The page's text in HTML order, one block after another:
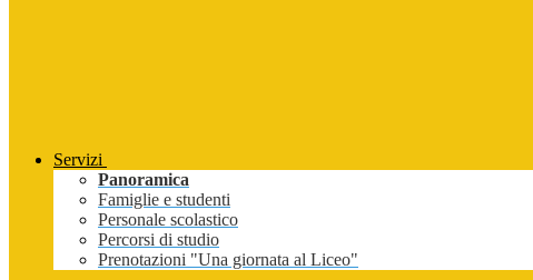
Servizi
Panoramica
Famiglie e studenti
Personale scolastico
Percorsi di studio
Prenotazioni "Una giornata al Liceo"